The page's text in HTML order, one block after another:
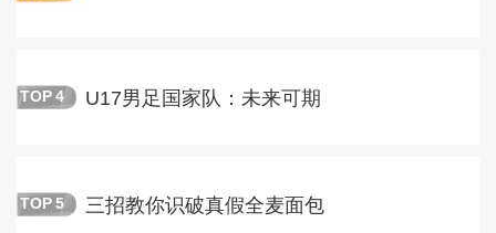
TOP 4 U17男足国家队：未来可期
TOP 5 三招教你识破真假全麦面包